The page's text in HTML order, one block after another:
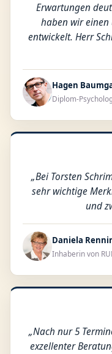
Erwartungen
haben wir einen
entwickelt. Herr
Hagen
Diplom-
„Bei Torsten
sehr wichtige
und
Daniela
Inhaberin von
„Nach nur 5
exzellenter